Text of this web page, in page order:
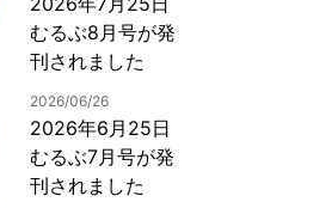
業主行動計画
むるぶ8月号が発
刊されました
2026/06/26
2026年6月25日
むるぶ7月号が発
刊されました